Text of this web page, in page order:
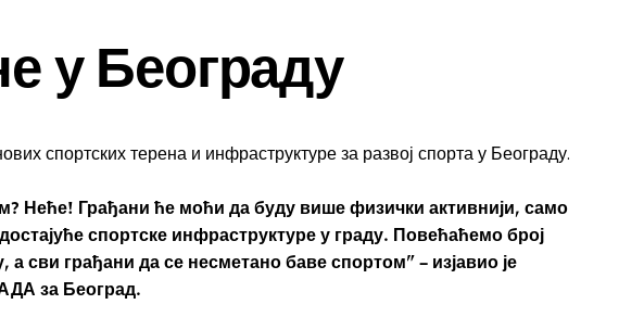
у Београду
спортских терена и инфраструктуре за развој спорта у Београду.
Неће! Грађани ће моћи да буду више физички активнији, само
спортске инфраструктуре у граду. Повећаћемо број
сви грађани да се несметано баве спортом” – изјавио је
за Београд.